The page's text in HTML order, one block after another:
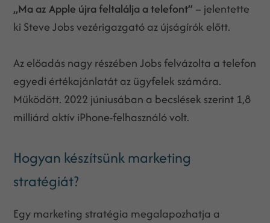
„Ma az Apple újra feltalálja a telefont” – jelentette
ki Steve Jobs vezérigazgató az újságírók előtt.
Az előadás nagy részében Jobs felvázolta a telefon
egyedi értékajánlatát az ügyfelek számára.
Működött. 2022 júniusában a becslések szerint 1,8
milliárd aktív iPhone-felhasználó volt.
Hogyan készítsünk marketing
stratégiát?
Egy marketing stratégia megalapozhatja a